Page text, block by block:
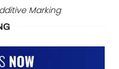
Marking